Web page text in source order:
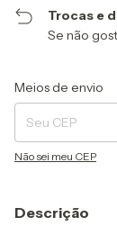
Trocas e
Se não
Entregas para o CEP:
Meios de envio
Não sei meu CEP
Descrição